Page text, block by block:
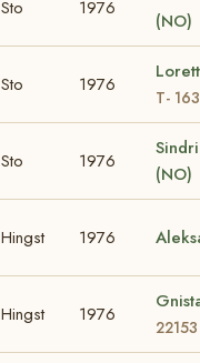
Sto 1976
(NO)
Sto 1976
T-
Sto 1976
(NO)
Hingst 1976
Hingst 1976
22153